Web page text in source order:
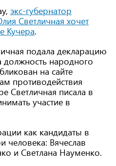
экс-губернатор
Светличная хочет
Кучера.
подала декларацию
должность народного
на сайте
противодействия
Светличная писала в
участие в
как кандидаты в
человека: Вячеслав
и Светлана Науменко.